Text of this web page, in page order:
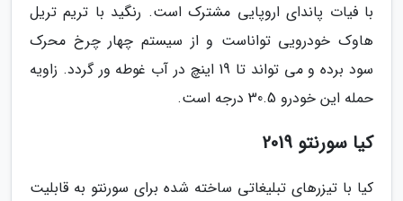
با فیات پاندای اروپایی مشترک است. رنگید با تریم تریل
هاوک خودرویی تواناست و از سیستم چهار چرخ محرک
سود برده و می تواند تا 19 اینچ در آب غوطه ور گردد. زاویه
حمله این خودرو 30.5 درجه است.
کیا سورنتو 2019
کیا با تیزرهای تبلیغاتی ساخته شده برای سورنتو به قابلیت